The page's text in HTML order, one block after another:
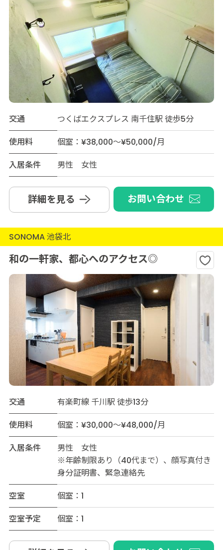
交通
つくばエクスプレス 南千住駅 徒歩5分
使用料
個室：¥38,000～¥50,000/月
入居条件
男性 女性
詳細を見る お問い合わせ
SONOMA 池袋北
和の一軒家、都心へのアクセス◎
交通
有楽町線 千川駅 徒歩13分
使用料
個室：¥30,000～¥48,000/月
入居条件
男性 女性
※年齢制限あり（40代まで）、顔写真付き
身分証明書、緊急連絡先
空室
個室：1
空室予定
個室：1